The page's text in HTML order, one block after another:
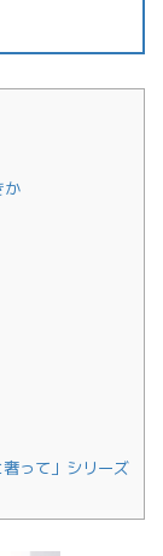
か
って」シリーズ